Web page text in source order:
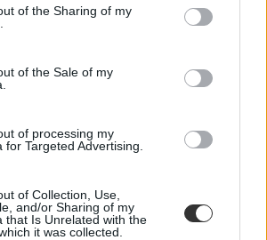
of the Sharing of my
of the Sale of my
of processing my
for Targeted Advertising.
of Collection, Use,
and/or Sharing of my
that Is Unrelated with the
it was collected.